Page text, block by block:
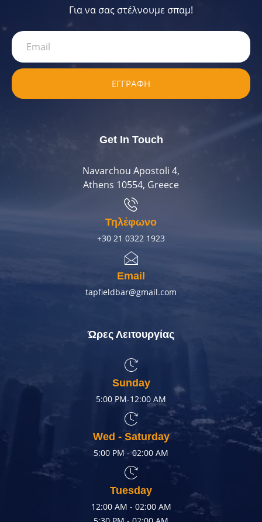
Ώρες Λειτουργίας
Sunday
5:00 PM-12:00 AM
Wed - Saturday
5:00 PM - 02:00 AM
Tuesday
12:00 AM - 02:00 AM
Get In Touch
Navarchou Apostoli 4,
Athens 10554, Greece
Τηλέφωνο
+30 21 0322 1923
Email
tapfieldbar@gmail.com
Για να σας στέλνουμε σπαμ!
ΕΓΓΡΑΦΗ